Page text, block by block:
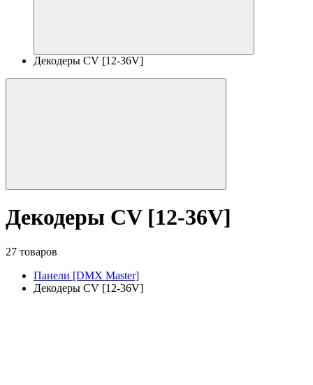
Декодеры CV [12-36V]
Декодеры CV [12-36V]
27 товаров
Панели [DMX Master]
Декодеры CV [12-36V]